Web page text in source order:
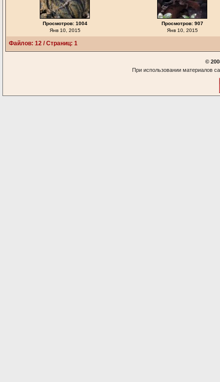
Просмотров: 1004
Янв 10, 2015
Просмотров: 907
Янв 10, 2015
Файлов: 12 / Страниц: 1
©
При использовании материалов